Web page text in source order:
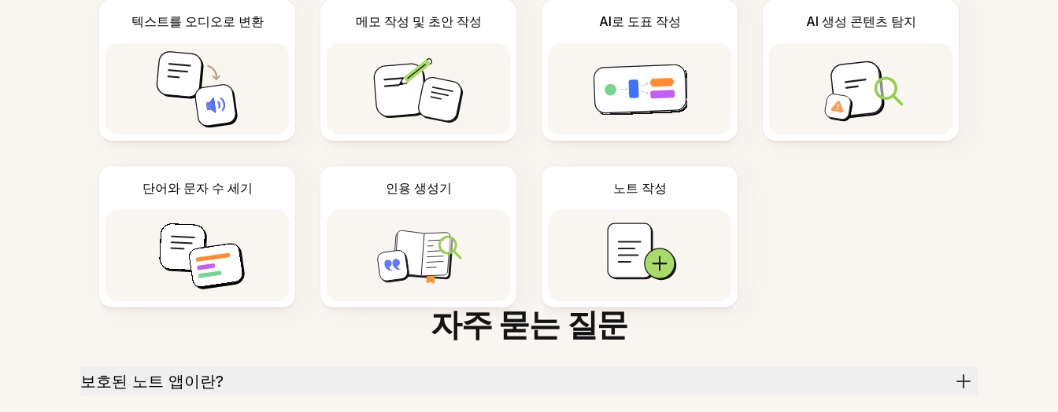
텍스트를 오디오로 변환 메모 작성 및 초안 작성 AI로 도표 작성 AI 생성 콘텐츠 탐지
단어와 문자 수 세기 인용 생성기 노트 작성
자주 묻는 질문
보호된 노트 앱이란?